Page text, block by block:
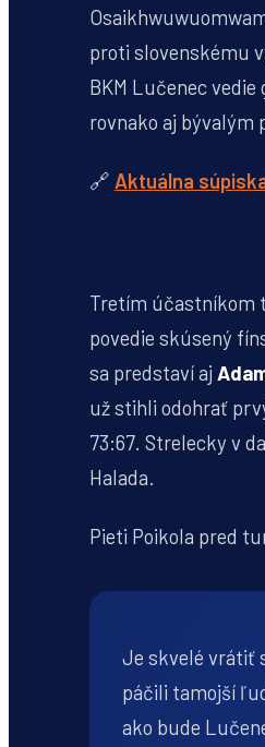
proti slovenskému
BKM Lučenec
rovnako aj bývalým
🔗 Aktuálna
Tretím
povedie skúsený
sa predstaví aj
už stihli odohrať
73:67. Strelecky v
Halada.
Pieti Poikola pred
Je skvelé vrátiť
páčili tamojší
ako bude